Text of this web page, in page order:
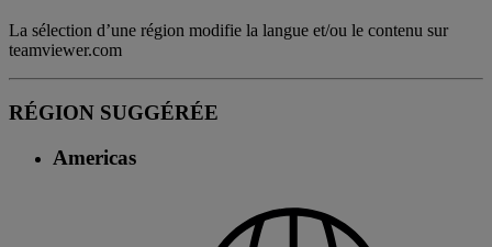
La sélection d’une région modifie la langue et/ou le contenu sur
teamviewer.com
RÉGION SUGGÉRÉE
Americas